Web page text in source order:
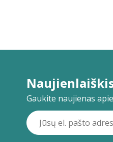
Gaukite naujienas